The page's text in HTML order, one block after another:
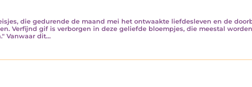
die gedurende de maand mei het ontwaakte liefdesleven en de
Verfijnd gif is verborgen in deze geliefde bloempjes, die meestal
Vanwaar dit…